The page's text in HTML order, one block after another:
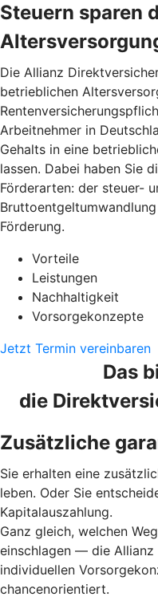
Steuern sparen
Die Allianz
betrieblichen
Arbeitnehmer in
Gehalts in eine
lassen. Dabei haben Sie
Förderarten: der steuer-
Förderung.
Vorteile
Leistungen
Nachhaltigkeit
Vorsorgekonzepte
Jetzt Termin vereinbaren
Das
die
Zusätzliche
Sie erhalten eine
leben. Oder Sie
Kapitalauszahlung.
Ganz gleich, welchen
einschlagen — die Allianz
individuellen
chancenorientiert.